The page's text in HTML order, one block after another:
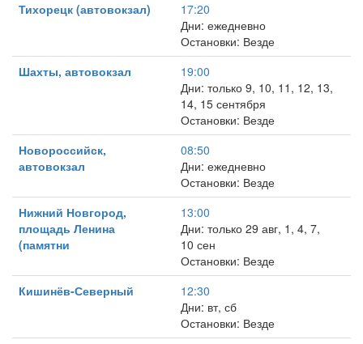
Тихорецк (автовокзал)
17:20
Дни: ежедневно
Остановки: Везде
Шахты, автовокзал
19:00
Дни: только 9, 10, 11, 12, 13,
14, 15 сентября
Остановки: Везде
Новороссийск,
автовокзал
08:50
Дни: ежедневно
Остановки: Везде
Нижний Новгород,
площадь Ленина
(памятни
13:00
Дни: только 29 авг, 1, 4, 7,
10 сен
Остановки: Везде
Кишинёв-Северный
12:30
Дни: вт, сб
Остановки: Везде